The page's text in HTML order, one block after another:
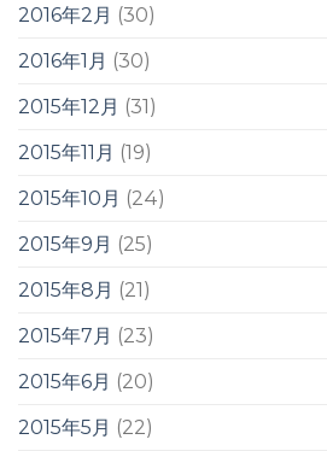
2016年2月 (30)
2016年1月 (30)
2015年12月 (31)
2015年11月 (19)
2015年10月 (24)
2015年9月 (25)
2015年8月 (21)
2015年7月 (23)
2015年6月 (20)
2015年5月 (22)